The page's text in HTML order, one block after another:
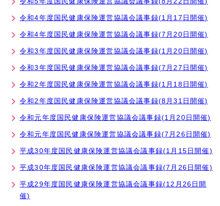
令和4年度国民健康保険運営協議会議事録(1月17日開催)
令和4年度国民健康保険運営協議会議事録(7月20日開催)
令和3年度国民健康保険運営協議会議事録(1月20日開催)
令和3年度国民健康保険運営協議会議事録(7月27日開催)
令和2年度国民健康保険運営協議会議事録(1月18日開催)
令和2年度国民健康保険運営協議会議事録(8月31日開催)
令和元年度国民健康保険運営協議会議事録(1月20日開催)
令和元年度国民健康保険運営協議会議事録(7月26日開催)
平成30年度国民健康保険運営協議会議事録(1月15日開催)
平成30年度国民健康保険運営協議会議事録(7月26日開催)
平成29年度国民健康保険運営協議会議事録(12月26日開
催)